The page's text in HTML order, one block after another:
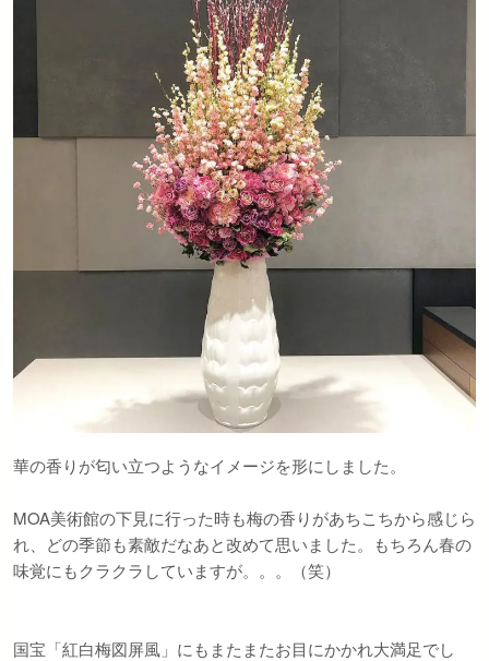
華の香りが匂い立つようなイメージを形にしました。
MOA美術館の下見に行った時も梅の香りがあちこちから感じら
れ、どの季節も素敵だなあと改めて思いました。もちろん春の
味覚にもクラクラしていますが。。。（笑）
国宝「紅白梅図屏風」にもまたまたお目にかかれ大満足でし